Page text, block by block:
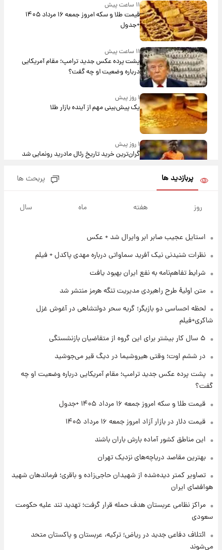
۱۱ ساعت پیش
قیمت طلا و سکه امروز جمعه ۱۶ مرداد ۱۴۰۵
+جدول
۱۱ ساعت پیش
پشت پرده عکس جدید ترامپ؛ مقام آمریکایی
درباره وضعیت او چه گفت؟
۱ روز پیش
یک پیش‌بینی مهم از آینده بازار طلا
۱ روز پیش
گران‌ترین خرید تاریخ رئال مادرید رونمایی شد
روزها پربارش‌تر خواهند بود؟
۱ روز پیش
شد؛ تیکدری، محبی و سرگیف با اعداد ویژه
جزئیات فعال‌سازی «کیف پول ایران» اعلام
شد+فیلم
تغییر تند قیمت محصولات ایران‌خودرو و سایپا
امروز پنجشنبه ۱۵ مرداد ۱۴۰۵ +جدول
۱ روز پیش
۱ روز پیش
شد
پربازدید ها پربحث ها
روز هفته ماه سال
استایل عجیب صابر ابر وایرال شد + عکس
نظرات شنیدنی نیک آفرید سماواتی درباره مهدی پاکدل + فیلم
شرایط تفاهم‌نامه به نفع ایران بهبود یافت
متن اولیۀ طرح راهبردی مدیریت تنگه هرمز منتشر شد
لحظه احساسی دو بازیگر؛ گریه سحر دولتشاهی در آغوش غزل
شاکری+فیلم
۵ سال کار بیشتر برای این گروه از متقاضیان بازنشستگی
در ششم اوت؛ وقتی هیروشیما در دیگ قیر می‌جوشید
پشت پرده عکس جدید ترامپ؛ مقام آمریکایی درباره وضعیت او چه
گفت؟
قیمت طلا و سکه امروز جمعه ۱۶ مرداد ۱۴۰۵ +جدول
قیمت دلار در بازار آزاد امروز جمعه ۱۶ مرداد ۱۴۰۵
این مناطق کشور آماده بارش باران باشند
بهترین مقاصد دریاچه‌های نزدیک تهران
تصاویر کمتر دیده‌شده از شهیدان حاجی‌زاده و باقری؛ فرماندهان شهید
هوافضای ایران
مراکز نظامی عربستان هدف حمله قرار گرفت؛ تهدید تند علیه حکومت
سعودی
ائتلاف دفاعی جدید در ریاض؛ ترکیه، عربستان و پاکستان متحد
می‌شوند